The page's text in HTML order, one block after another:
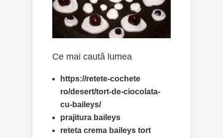
Ce mai caută lumea
https://retete-cochete
ro/desert/tort-de-ciocolata-
cu-baileys/
prajitura baileys
reteta crema baileys tort